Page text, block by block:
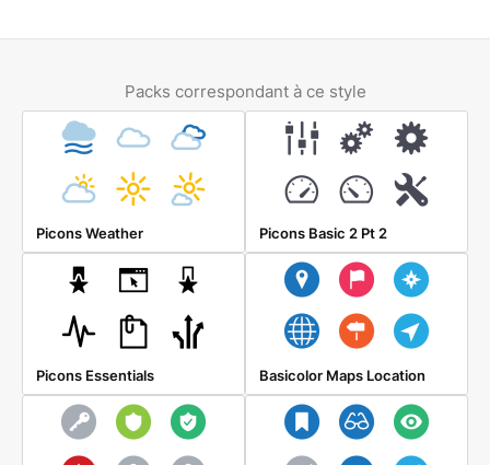
Packs correspondant à ce style
Picons Weather Picons Basic 2 Pt 2
Picons Essentials Basicolor Maps Location